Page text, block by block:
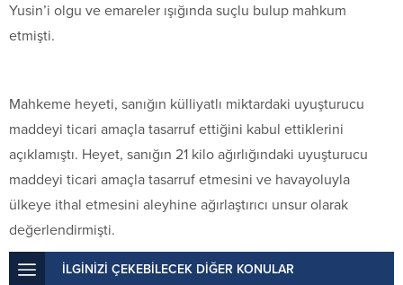
Yusin’i olgu ve emareler ışığında suçlu bulup mahkum
etmişti.
Mahkeme heyeti, sanığın külliyatlı miktardaki uyuşturucu
maddeyi ticari amaçla tasarruf ettiğini kabul ettiklerini
açıklamıştı. Heyet, sanığın 21 kilo ağırlığındaki uyuşturucu
maddeyi ticari amaçla tasarruf etmesini ve havayoluyla
ülkeye ithal etmesini aleyhine ağırlaştırıcı unsur olarak
değerlendirmişti.
İLGİNİZİ ÇEKEBİLECEK DİĞER KONULAR